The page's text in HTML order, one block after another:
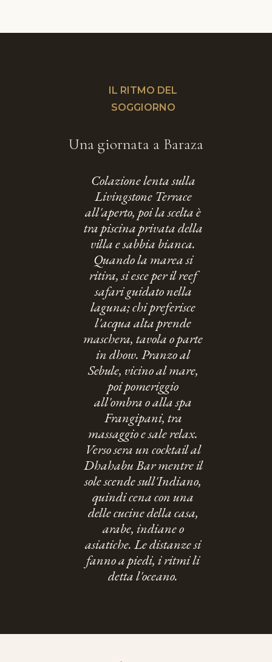
IL RITMO DEL
SOGGIORNO
Una giornata a Baraza
Colazione lenta sulla
Livingstone Terrace
all'aperto, poi la scelta è
tra piscina privata della
villa e sabbia bianca.
Quando la marea si
ritira, si esce per il reef
safari guidato nella
laguna; chi preferisce
l'acqua alta prende
maschera, tavola o parte
in dhow. Pranzo al
Sebule, vicino al mare,
poi pomeriggio
all'ombra o alla spa
Frangipani, tra
massaggio e sale relax.
Verso sera un cocktail al
Dhahabu Bar mentre il
sole scende sull'Indiano,
quindi cena con una
delle cucine della casa,
arabe, indiane o
asiatiche. Le distanze si
fanno a piedi, i ritmi li
detta l'oceano.